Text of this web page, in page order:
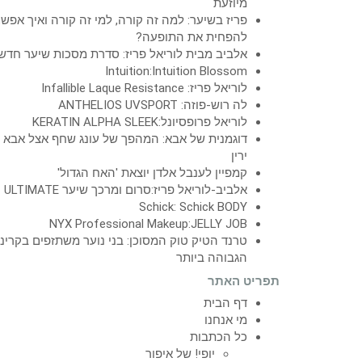
מיוזעת
פריז בשיער: למה זה קורה, למי זה קורה ואיך
להפחית את התופעה?
אלביב מבית לוריאל פריז: סדרת מסכות שיער
Intuition:Intuition Blossom
לוריאל פריז: Infallible Laque Resistance
לה רוש-פוזה: ANTHELIOS UVSPORT
לוריאל פרופסיונל:KERATIN ALPHA SLEEK
דוגמנית של אבא: המהפך של עונג שחף אצל אבא
ירין
קמפיין לענבל אלדן יוצאת 'האח הגדול'
אלביב-לוריאל פריז:סרום ומרכך שיער ULTIMATE
Schick: Schick BODY
NYX Professional Makeup:JELLY JOB
טרנד הטיק טוק המסוכן: בני נוער משתזפים
הגבוהה ביותר
תפריט האתר
דף הבית
מי אנחנו
כל הכתבות
יופי! של איפור